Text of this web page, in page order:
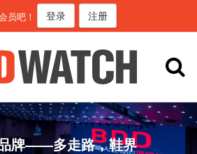
员吧！ 登录 注册
牌——多走路，鞋界